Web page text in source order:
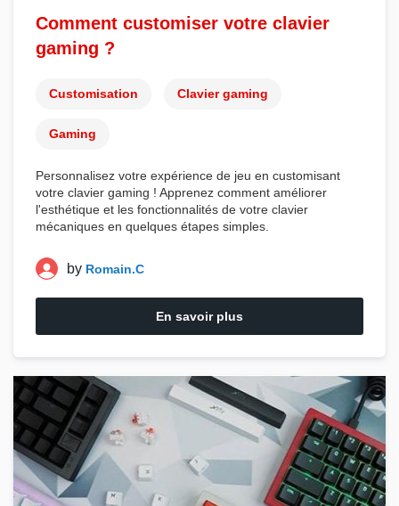
Comment customiser votre clavier
gaming ?
Customisation Clavier gaming
Gaming
Personnalisez votre expérience de jeu en customisant
votre clavier gaming ! Apprenez comment améliorer
l'esthétique et les fonctionnalités de votre clavier
mécaniques en quelques étapes simples.
by Romain.C
En savoir plus